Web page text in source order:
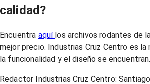
calidad?
Encuentra aquí los archivos rodantes de
mejor precio. Industrias Cruz Centro es la
la funcionalidad y el diseño se encuentran.
Redactor Industrias Cruz Centro: